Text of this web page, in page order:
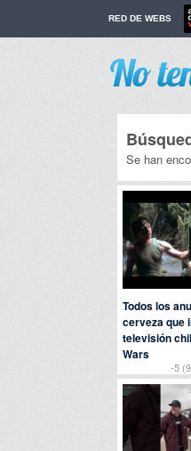
RED DE WEBS
Se han
-5
Todos los
cerveza que
televisión
Wars
Porjavisecasa